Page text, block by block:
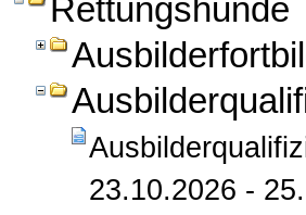
Rettungshunde
23.10.2026 -